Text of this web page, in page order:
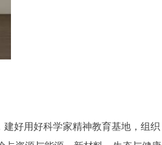
好用好科学家精神教育基地，组织